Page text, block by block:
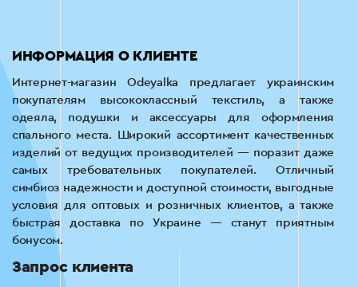
ИНФОРМАЦИЯ О КЛИЕНТЕ
Интернет-магазин Odeyalka предлагает украинским
покупателям высококлассный текстиль, а также
одеяла, подушки и аксессуары для оформления
спального места. Широкий ассортимент качественных
изделий от ведущих производителей — поразит даже
самых требовательных покупателей. Отличный
симбиоз надежности и доступной стоимости, выгодные
условия для оптовых и розничных клиентов, а также
быстрая доставка по Украине — станут приятным
бонусом.
Запрос клиента